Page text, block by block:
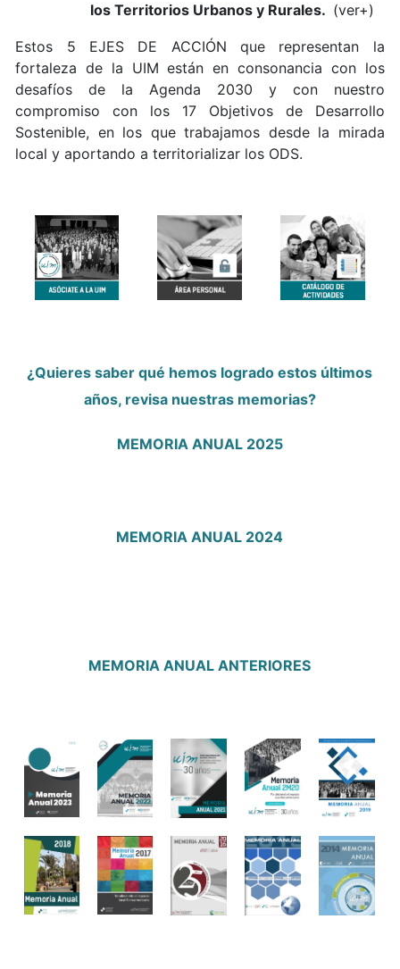
los Territorios Urbanos y Rurales. (ver+)
Estos 5 EJES DE ACCIÓN que representan la
fortaleza de la UIM están en consonancia con los
desafíos de la Agenda 2030 y con nuestro
compromiso con los 17 Objetivos de Desarrollo
Sostenible, en los que trabajamos desde la mirada
local y aportando a territorializar los ODS.
¿Quieres saber qué hemos logrado estos últimos
años, revisa nuestras memorias?
MEMORIA ANUAL 2025
MEMORIA ANUAL 2024
MEMORIA ANUAL ANTERIORES